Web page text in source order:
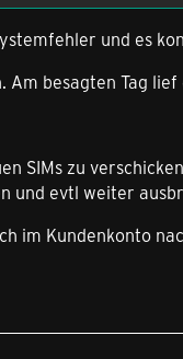
und es
besagten Tag
SIMs zu
und evtl weiter
im Kundenkonto